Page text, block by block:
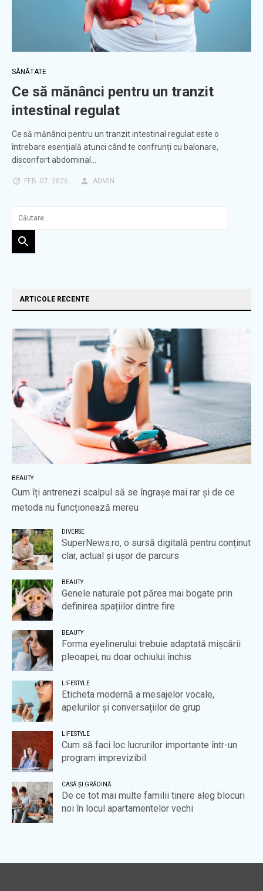
SĂNĂTATE
Ce să mănânci pentru un tranzit
intestinal regulat
Ce să mănânci pentru un tranzit intestinal regulat este o
întrebare esențială atunci când te confrunți cu balonare,
disconfort abdominal…
FEB. 07, 2026 ADMIN
ARTICOLE RECENTE
BEAUTY
Cum îți antrenezi scalpul să se îngrașe mai rar și de ce
metoda nu funcționează mereu
DIVERSE
SuperNews.ro, o sursă digitală pentru conținut
clar, actual și ușor de parcurs
BEAUTY
Genele naturale pot părea mai bogate prin
definirea spațiilor dintre fire
BEAUTY
Forma eyelinerului trebuie adaptată mișcării
pleoapei, nu doar ochiului închis
LIFESTYLE
Eticheta modernă a mesajelor vocale,
apelurilor și conversațiilor de grup
LIFESTYLE
Cum să faci loc lucrurilor importante într-un
program imprevizibil
CASĂ ȘI GRĂDINĂ
De ce tot mai multe familii tinere aleg blocuri
noi în locul apartamentelor vechi